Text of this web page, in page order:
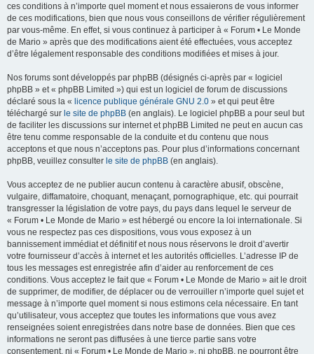
ces conditions à n’importe quel moment et nous essaierons de vous informer
de ces modifications, bien que nous vous conseillons de vérifier régulièrement
par vous-même. En effet, si vous continuez à participer à « Forum • Le Monde
de Mario » après que des modifications aient été effectuées, vous acceptez
d’être légalement responsable des conditions modifiées et mises à jour.
Nos forums sont développés par phpBB (désignés ci-après par « logiciel
phpBB » et « phpBB Limited ») qui est un logiciel de forum de discussions
déclaré sous la « licence publique générale GNU 2.0 » et qui peut être
téléchargé sur le site de phpBB (en anglais). Le logiciel phpBB a pour seul but
de faciliter les discussions sur internet et phpBB Limited ne peut en aucun cas
être tenu comme responsable de la conduite et du contenu que nous
acceptons et que nous n’acceptons pas. Pour plus d’informations concernant
phpBB, veuillez consulter le site de phpBB (en anglais).
Vous acceptez de ne publier aucun contenu à caractère abusif, obscène,
vulgaire, diffamatoire, choquant, menaçant, pornographique, etc. qui pourrait
transgresser la législation de votre pays, du pays dans lequel le serveur de
« Forum • Le Monde de Mario » est hébergé ou encore la loi internationale. Si
vous ne respectez pas ces dispositions, vous vous exposez à un
bannissement immédiat et définitif et nous nous réservons le droit d’avertir
votre fournisseur d’accès à internet et les autorités officielles. L’adresse IP de
tous les messages est enregistrée afin d’aider au renforcement de ces
conditions. Vous acceptez le fait que « Forum • Le Monde de Mario » ait le droit
de supprimer, de modifier, de déplacer ou de verrouiller n’importe quel sujet et
message à n’importe quel moment si nous estimons cela nécessaire. En tant
qu’utilisateur, vous acceptez que toutes les informations que vous avez
renseignées soient enregistrées dans notre base de données. Bien que ces
informations ne seront pas diffusées à une tierce partie sans votre
consentement, ni « Forum • Le Monde de Mario », ni phpBB, ne pourront être